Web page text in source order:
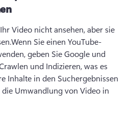
Video nicht ansehen, aber sie
Wenn Sie einen YouTube-
geben Sie Google und
und Indizieren, was es
Inhalte in den Suchergebnissen
Umwandlung von Video in